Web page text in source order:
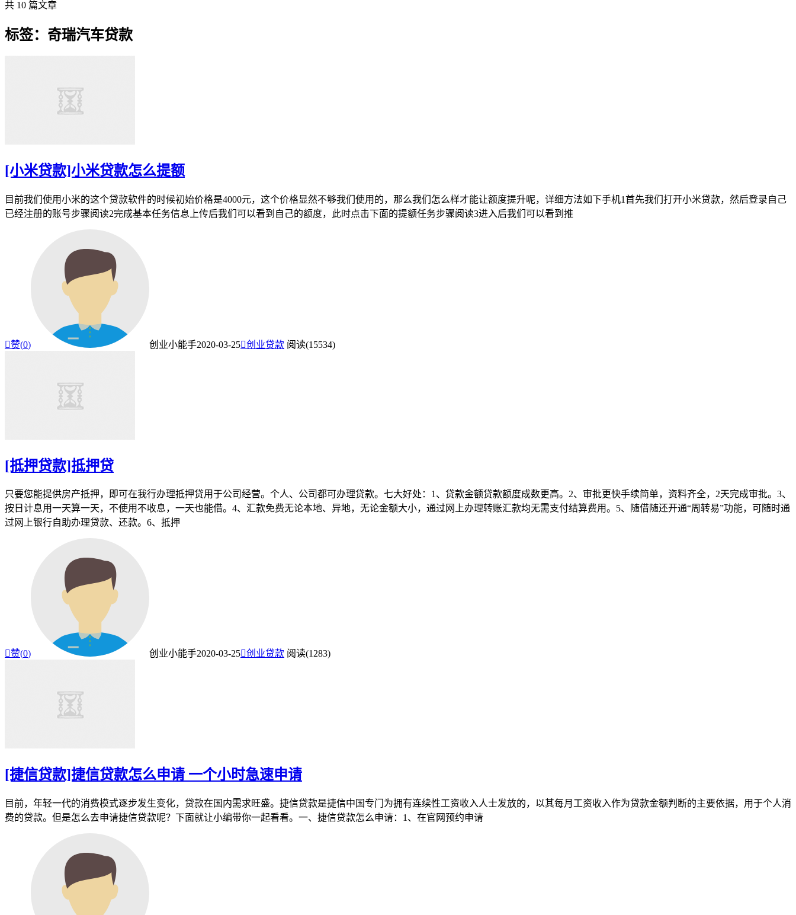
共 10 篇文章
标签：奇瑞汽车贷款
[小米贷款]小米贷款怎么提额
目前我们使用小米的这个贷款软件的时候初始价格是4000元，这个价格显然不够我们使用的，那么我们怎么样才能让额度提升呢，详细方法如下手机1首先我们打开小米贷款，然后登录自己
已经注册的账号步骤阅读2完成基本任务信息上传后我们可以看到自己的额度，此时点击下面的提额任务步骤阅读3进入后我们可以看到推
赞(0) 创业小能手2020-03-25创业贷款 阅读(15534)
[抵押贷款]抵押贷
只要您能提供房产抵押，即可在我行办理抵押贷用于公司经营。个人、公司都可办理贷款。七大好处：1、贷款金额贷款额度成数更高。2、审批更快手续简单，资料齐全，2天完成审批。3、
按日计息用一天算一天，不使用不收息，一天也能借。4、汇款免费无论本地、异地，无论金额大小，通过网上办理转账汇款均无需支付结算费用。5、随借随还开通“周转易”功能，可随时通
过网上银行自助办理贷款、还款。6、抵押
赞(0) 创业小能手2020-03-25创业贷款 阅读(1283)
[捷信贷款]捷信贷款怎么申请 一个小时急速申请
目前，年轻一代的消费模式逐步发生变化，贷款在国内需求旺盛。捷信贷款是捷信中国专门为拥有连续性工资收入人士发放的，以其每月工资收入作为贷款金额判断的主要依据，用于个人消
费的贷款。但是怎么去申请捷信贷款呢？下面就让小编带你一起看看。一、捷信贷款怎么申请：1、在官网预约申请